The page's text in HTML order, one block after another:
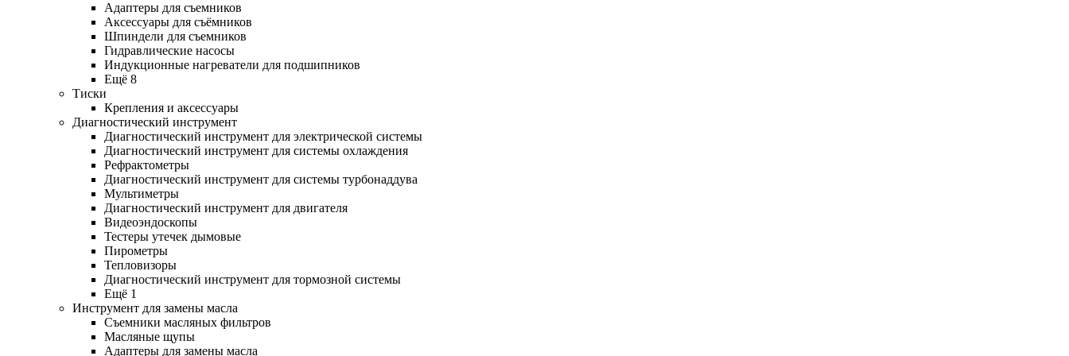
Адаптеры для съемников
Аксессуары для съёмников
Шпиндели для съемников
Гидравлические насосы
Индукционные нагреватели для подшипников
Ещё 8
Тиски
Крепления и аксессуары
Диагностический инструмент
Диагностический инструмент для электрической системы
Диагностический инструмент для системы охлаждения
Рефрактометры
Диагностический инструмент для системы турбонаддува
Мультиметры
Диагностический инструмент для двигателя
Видеоэндоскопы
Тестеры утечек дымовые
Пирометры
Тепловизоры
Диагностический инструмент для тормозной системы
Ещё 1
Инструмент для замены масла
Съемники масляных фильтров
Масляные щупы
Адаптеры для замены масла